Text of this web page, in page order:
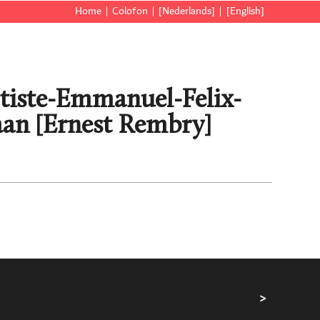
Home Colofon [Nederlands] [English]
Emmanuel-Felix-
[Ernest Rembry]
>